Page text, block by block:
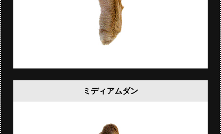
ミディアムダン